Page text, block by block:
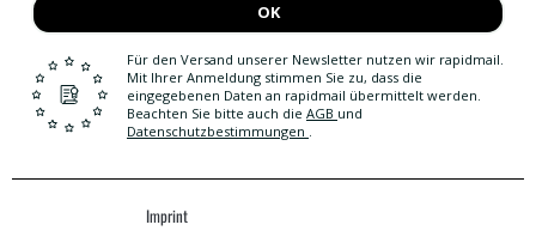
OK
Für den Versand unserer Newsletter nutzen wir rapidmail.
Mit Ihrer Anmeldung stimmen Sie zu, dass die
eingegebenen Daten an rapidmail übermittelt werden.
Beachten Sie bitte auch die AGB und
Datenschutzbestimmungen
Imprint